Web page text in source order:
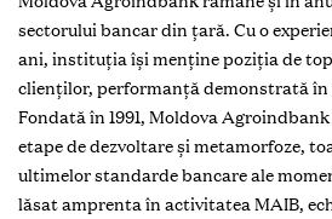
sectorului bancar din țară. Cu o
ani, instituția își menține poziția de
clienților, performanță demonstrată
Fondată în 1991, Moldova Agroindbank
etape de dezvoltare și metamorfoze,
ultimelor standarde bancare ale
lăsat amprenta în activitatea MAIB,